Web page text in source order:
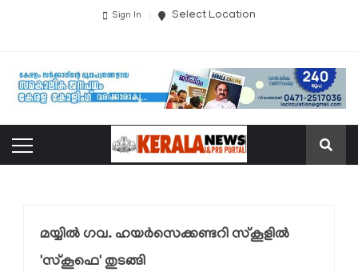
Sign In Select Location
മയ്യില്‍ ഗവ. ഹയര്‍സെക്കണ്ടറി സ്‌കൂളില്‍
'സ്‌കൂഫെ' തുടങ്ങി